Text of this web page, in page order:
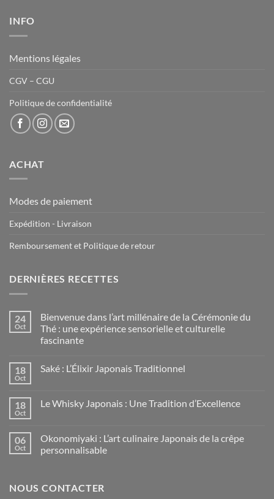
INFO
Mentions légales
CGV – CGU
Politique de confidentialité
ACHAT
Modes de paiement
Expédition - Livraison
Remboursement et Politique de retour
DERNIÈRES RECETTES
24
Oct
Bienvenue dans l’art millénaire de la Cérémonie du
Thé : une expérience sensorielle et culturelle
fascinante
18
Oct
Saké : L’Élixir Japonais Traditionnel
18
Oct
Le Whisky Japonais : Une Tradition d’Excellence
06
Oct
Okonomiyaki : L’art culinaire Japonais de la crêpe
personnalisable
NOUS CONTACTER